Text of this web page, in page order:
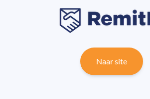
Naar site